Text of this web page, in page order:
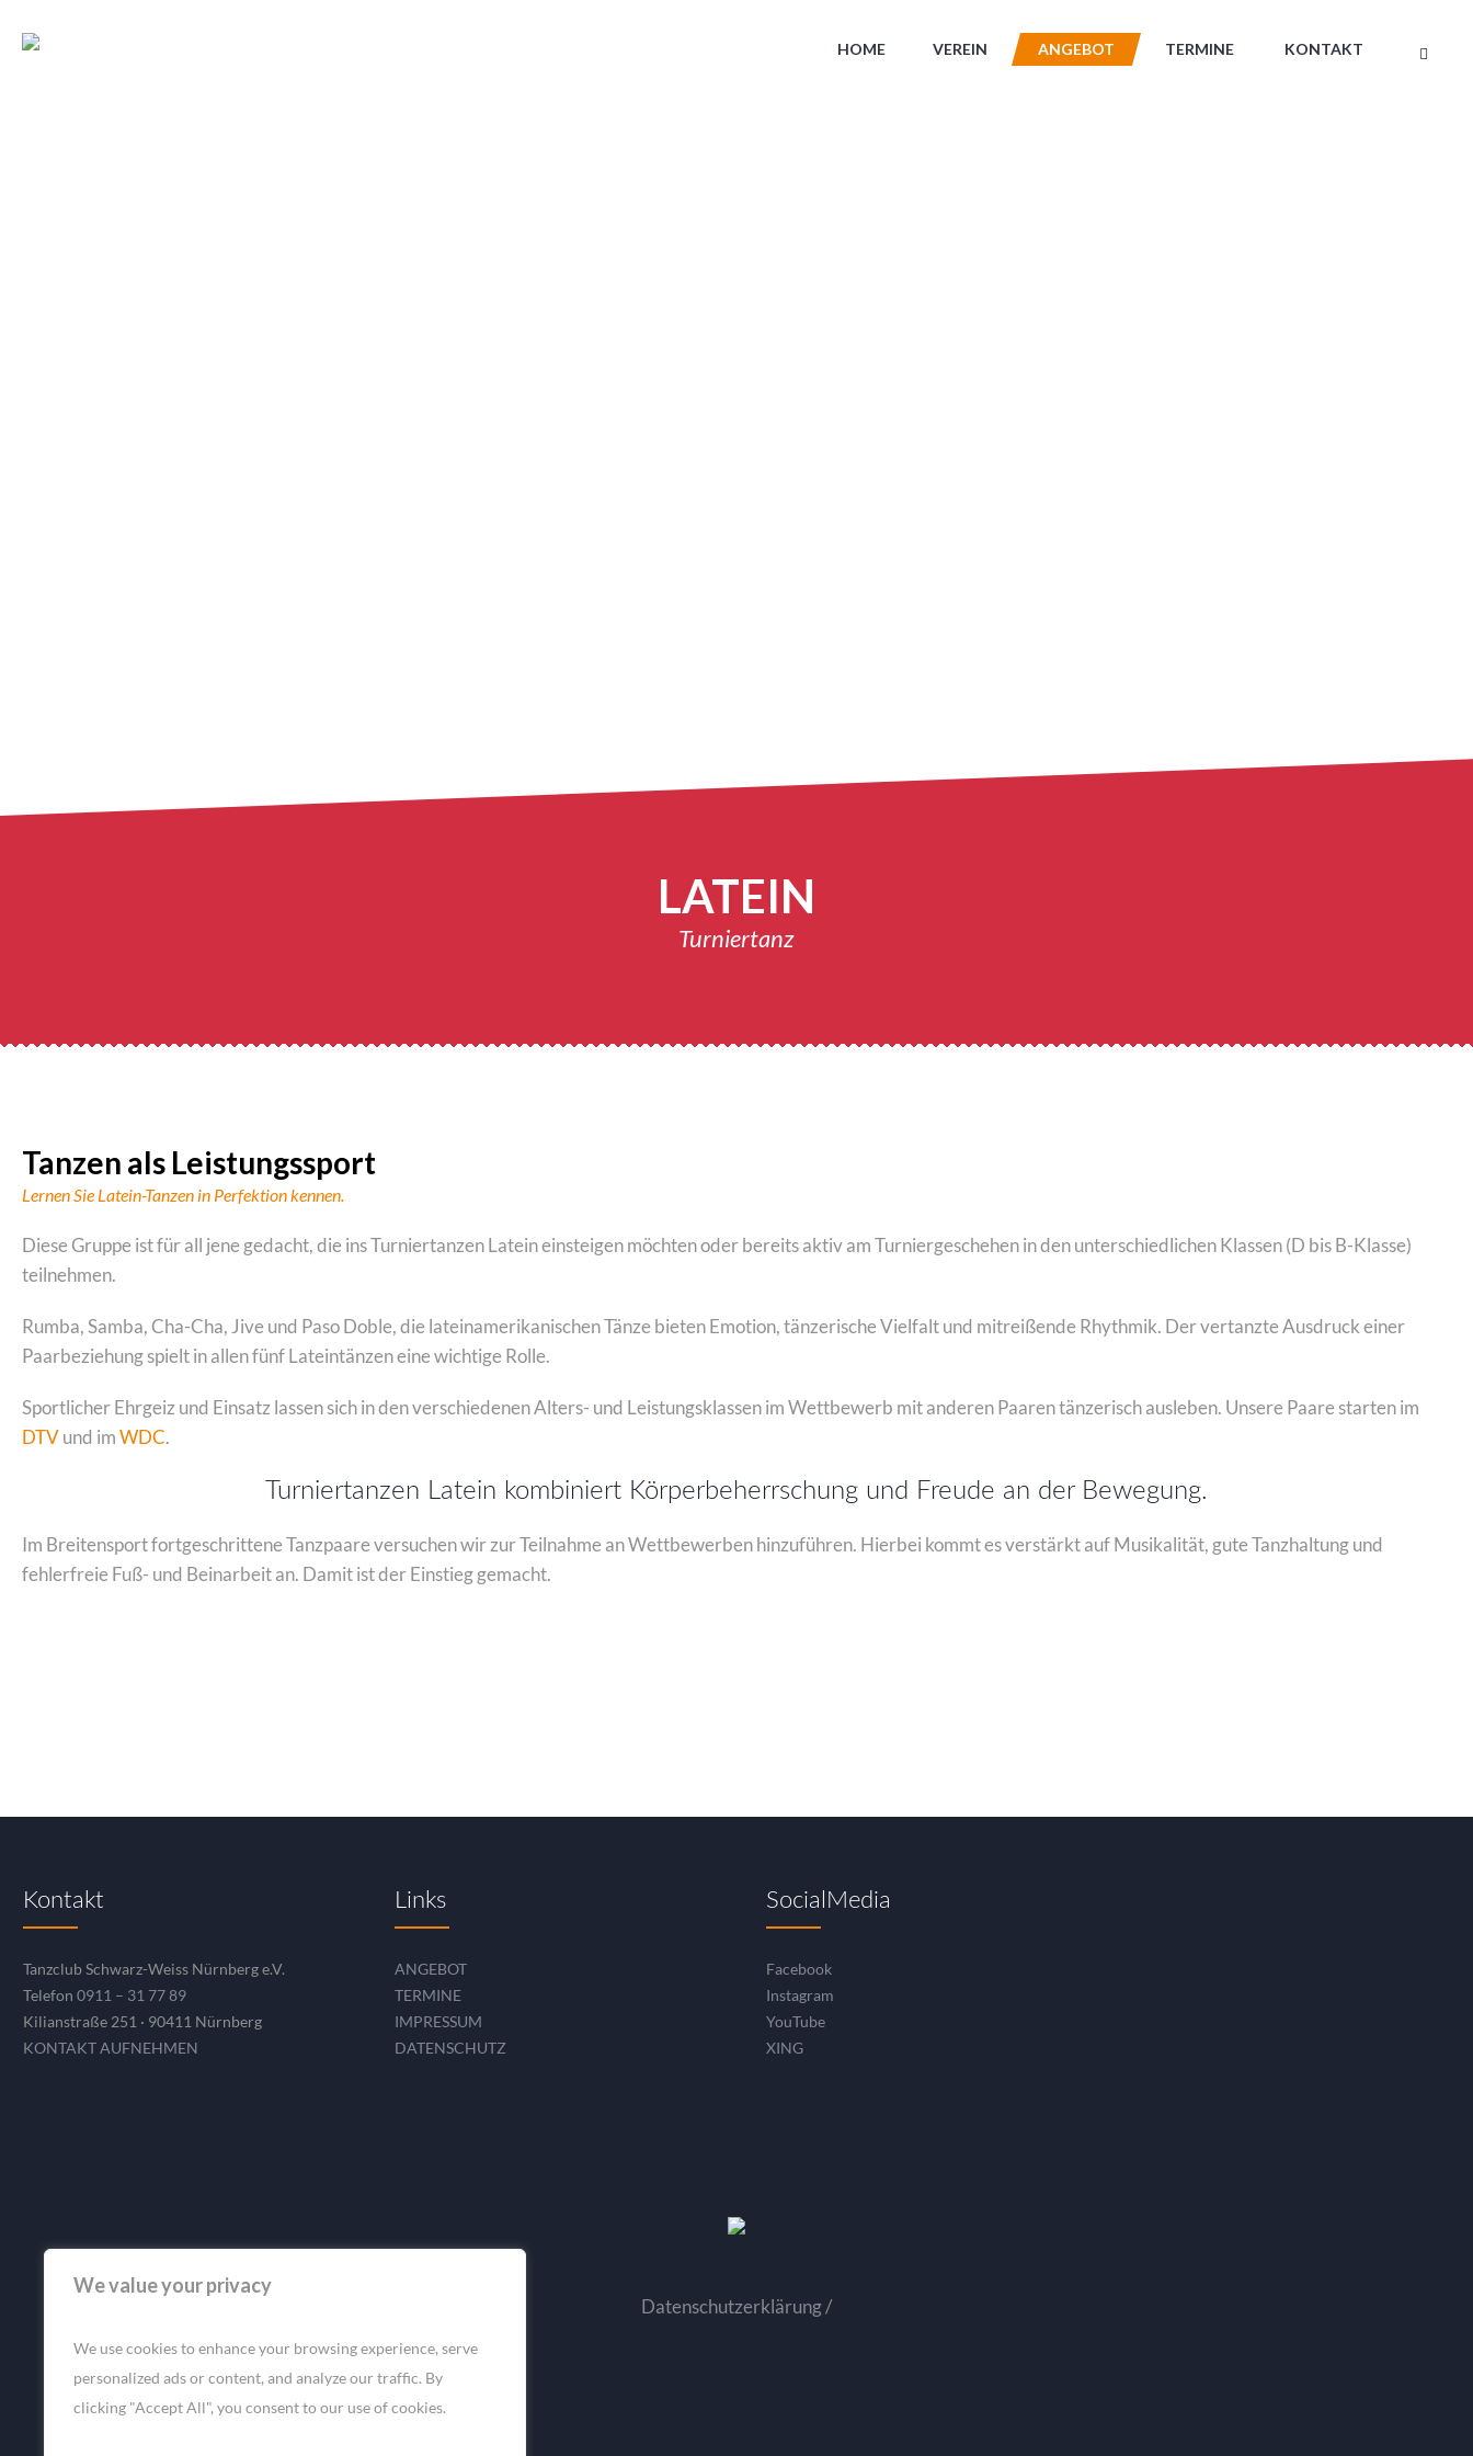
We value your privacy
We use cookies to enhance your browsing experience, serve
personalized ads or content, and analyze our traffic. By
clicking "Accept All", you consent to our use of cookies.
HOME VEREIN ANGEBOT TERMINE KONTAKT
LATEIN
Turniertanz
Tanzen als Leistungssport
Lernen Sie Latein-Tanzen in Perfektion kennen.
Diese Gruppe ist für all jene gedacht, die ins Turniertanzen Latein einsteigen möchten oder bereits aktiv am Turniergeschehen in den unterschiedlichen Klassen (D bis B-Klasse)
teilnehmen.
Rumba, Samba, Cha-Cha, Jive und Paso Doble, die lateinamerikanischen Tänze bieten Emotion, tänzerische Vielfalt und mitreißende Rhythmik. Der vertanzte Ausdruck einer
Paarbeziehung spielt in allen fünf Lateintänzen eine wichtige Rolle.
Sportlicher Ehrgeiz und Einsatz lassen sich in den verschiedenen Alters- und Leistungsklassen im Wettbewerb mit anderen Paaren tänzerisch ausleben. Unsere Paare starten im
DTVund imWDC.
Turniertanzen Latein kombiniert Körperbeherrschung und Freude an der Bewegung.
Im Breitensport fortgeschrittene Tanzpaare versuchen wir zur Teilnahme an Wettbewerben hinzuführen. Hierbei kommt es verstärkt auf Musikalität, gute Tanzhaltung und
fehlerfreie Fuß- und Beinarbeit an. Damit ist der Einstieg gemacht.
Kontakt
Tanzclub Schwarz-Weiss Nürnberg e.V.
Telefon0911 – 31 77 89
Kilianstraße 251 · 90411 Nürnberg
KONTAKT AUFNEHMEN
Links
ANGEBOT
TERMINE
IMPRESSUM
DATENSCHUTZ
SocialMedia
Facebook
Instagram
YouTube
XING
Datenschutzerklärung/